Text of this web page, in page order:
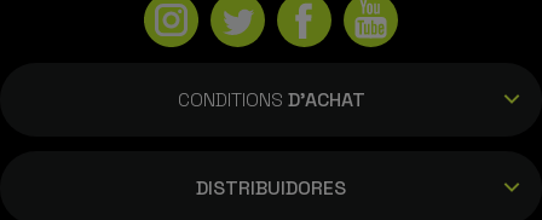
CONDITIONS D'ACHAT
DISTRIBUIDORES